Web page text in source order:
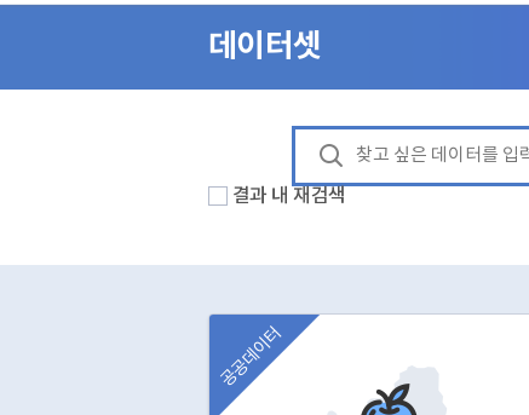
데이터셋
결과 내 재검색
공공데이터